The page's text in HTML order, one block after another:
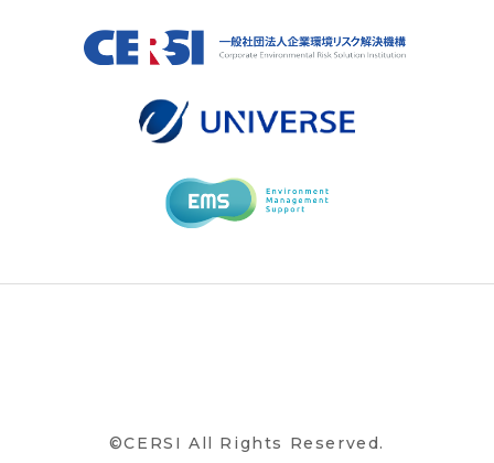
©CERSI All Rights Reserved.